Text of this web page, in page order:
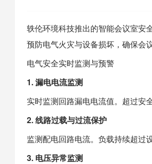
轶伦环境科技推出的智能会议室安
预防电气火灾与设备损坏，确保会
电气安全实时监测与预警
1. 漏电电流监测
实时监测回路漏电电流值。超过安
2. 线路过载与过流保护
监测配电回路电流。负载持续超过
3. 电压异常监测